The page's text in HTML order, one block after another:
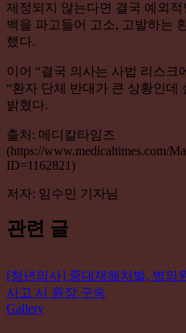
제정되지 않는다면 결국 예외
백을 파고들어 고소, 고발하는
했다.
이어 “결국 의사는 사법 리스크
“환자 단체 반대가 큰 상황인데
밝혔다.
출처: 메디칼타임즈
(https://www.medicaltimes.com/
ID=1162821)
저자: 임수민 기자님
관련 글
[청년의사] 중대재해처벌, 병
사고 시 원장 구속
Gallery